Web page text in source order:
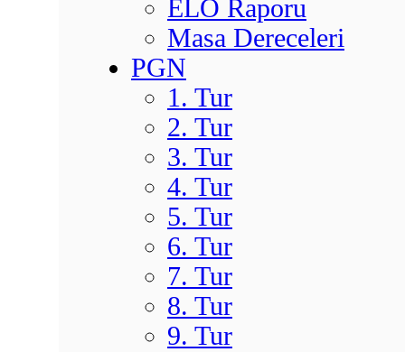
ELO Raporu
Masa Dereceleri
PGN
1. Tur
2. Tur
3. Tur
4. Tur
5. Tur
6. Tur
7. Tur
8. Tur
9. Tur